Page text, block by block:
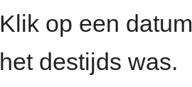
Klik op een
het destijds was.